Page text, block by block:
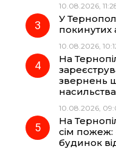
o
10.08.2026,
У
покинутих
10.08.2026,
На
звернень
насильства
10.08.2026,
На
сім пожеж:
будинок